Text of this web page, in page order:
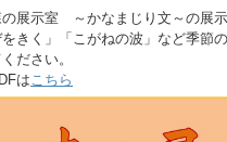
展示室 ～かなまじり文～の展
きく」「こがねの波」など季節
ださい。
はこちら